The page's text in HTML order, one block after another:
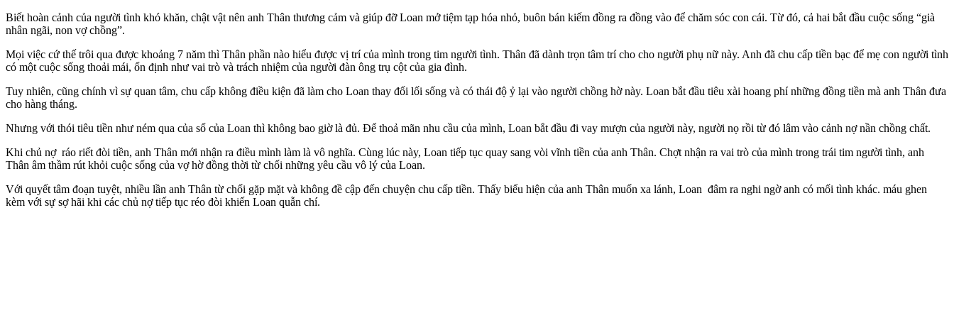
Biết hoàn cảnh của ngư‌ời tìn‌h khó khăn, chật vật nên anh Thân thương cảm và giúp đỡ Loan mở tiệm tạp hóa nhỏ, buôn bán kiếm đồng ra đồng vào để chăm sóc con cái. Từ đó, cả hai bắt đầu cuộc sống “già
nhân ngãi, non vợ chồng”.
Mọi việc cứ thế trôi qua được khoảng 7 năm thì Thân phần nào hiểu được vị trí của mình trong tim ngư‌ời tìn‌h. Thân đã dành trọn tâm trí cho cho người phụ nữ này. Anh đã chu cấp tiền bạc để mẹ con ngư‌ời tìn‌h
có một cuộc sống thoải mái, ổn định như vai trò và trách nhiệm của người đàn ông trụ cột của gia đình.
Tuy nhiên, cũng chính vì sự quan tâm, chu cấp không điều kiện đã làm cho Loan thay đổi lối sống và có thái độ ỷ lại vào người chồng hờ này. Loan bắt đầu tiêu xài hoang phí những đồng tiền mà anh Thân đưa
cho hàng tháng.
Nhưng với thói tiêu tiền như ném qua của sổ của Loan thì không bao giờ là đủ. Để thoả mãn nhu cầu của mình, Loan bắt đầu đi vay mượn của người này, người nọ rồi từ đó lâm vào cảnh nợ nần chồng chất.
Khi chủ nợ ráo riết đòi tiền, anh Thân mới nhận ra điều mình làm là vô nghĩa. Cùng lúc này, Loan tiếp tục quay sang vòi vĩnh tiền của anh Thân. Chợt nhận ra vai trò của mình trong trái tim ngư‌ời tìn‌h, anh
Thân âm thầm rút khỏi cuộc sống của vợ hờ đồng thời từ chối những yêu cầu vô lý của Loan.
Với quyết tâm đoạn tuyệt, nhiều lần anh Thân từ chối gặp mặt và không đề cập đến chuyện chu cấp tiền. Thấy biểu hiện của anh Thân muốn xa lánh, Loan đâm ra nghi ngờ anh có mối tình khác. máu ghen
kèm với sự sợ hãi khi các chủ nợ tiếp tục réo đòi khiến Loan quẫn chí.